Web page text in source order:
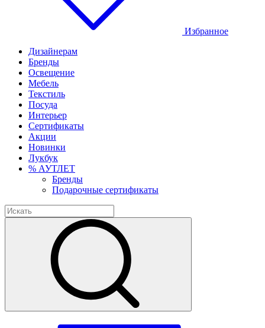
Избранное
Дизайнерам
Бренды
Освещение
Мебель
Текстиль
Посуда
Интерьер
Сертификаты
Акции
Новинки
Лукбук
% АУТЛЕТ
Бренды
Подарочные сертификаты